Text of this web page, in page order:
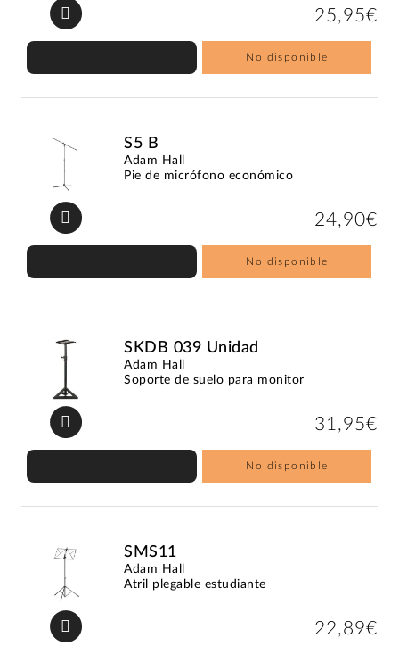
25,95€
No disponible
S5 B
Adam Hall
Pie de micrófono económico
24,90€
No disponible
SKDB 039 Unidad
Adam Hall
Soporte de suelo para monitor
31,95€
No disponible
SMS11
Adam Hall
Atril plegable estudiante
22,89€